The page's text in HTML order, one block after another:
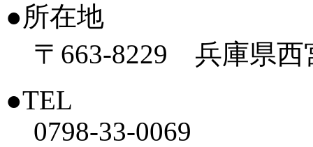
●所在地
〒663-8229 兵庫県西
●TEL
0798-33-0069